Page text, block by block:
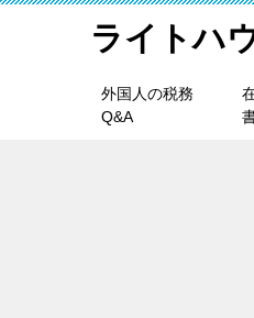
ライトハ
外国人の税務
Q&A